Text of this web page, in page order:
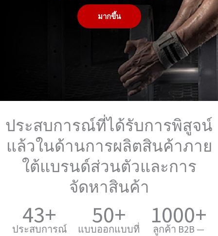
มากขึ้น
ประสบการณ์ที่ได้รับการพิสูจน์
แล้วในด้านการผลิตสินค้าภาย
ใต้แบรนด์ส่วนตัวและการ
จัดหาสินค้า
43+
ประสบการณ์
50+
แบบออกแบบที่
1000+
ลูกค้า B2B —